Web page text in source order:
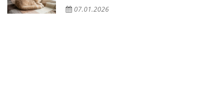
07.01.2026